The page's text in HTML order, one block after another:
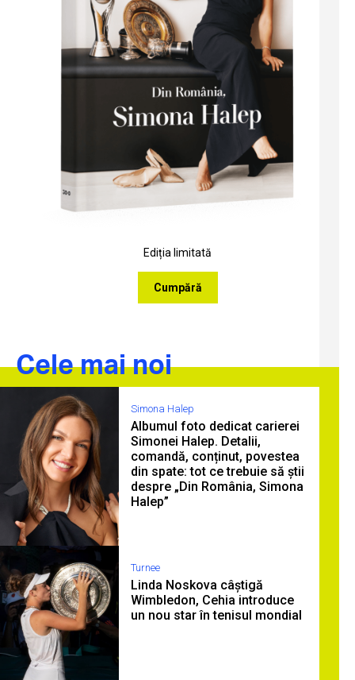
Ediția limitată
Cumpără
Cele mai noi
Simona Halep
Albumul foto dedicat carierei
Simonei Halep. Detalii,
comandă, conținut, povestea
din spate: tot ce trebuie să știi
despre „Din România, Simona
Halep”
Turnee
Linda Noskova câștigă
Wimbledon, Cehia introduce
un nou star în tenisul mondial